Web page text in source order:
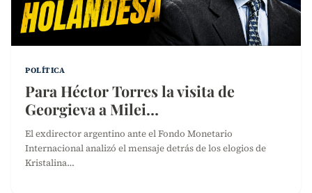
POLÍTICA
Para Héctor Torres la visita de
Georgieva a Milei…
El exdirector argentino ante el Fondo Monetario
Internacional analizó el mensaje detrás de los elogios de
Kristalina…